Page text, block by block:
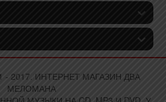
- 2017. ИНТЕРНЕТ МАГАЗИН ДВА
МЕЛОМАНА